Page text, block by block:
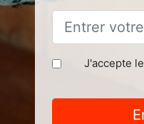
J'accepte